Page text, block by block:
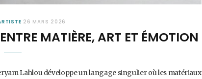
26 MARS 2026
MATIÈRE, ART ET ÉMOTION
Lahlou développe un langage singulier où les matériaux